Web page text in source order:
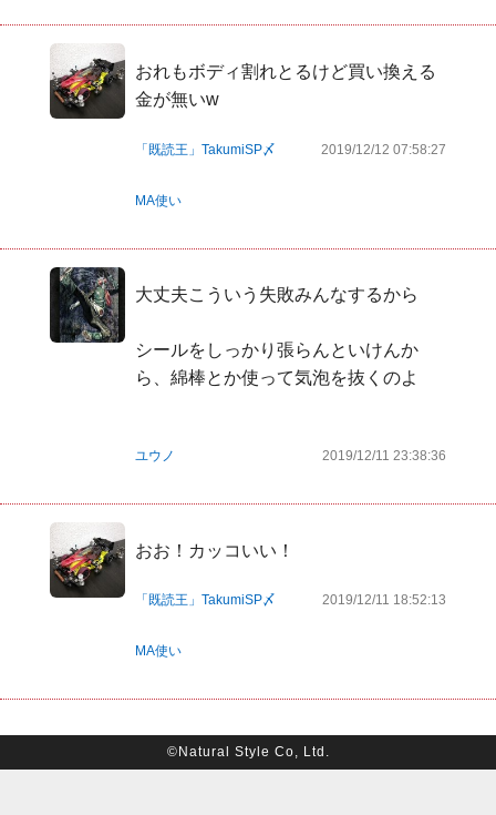
おれもボディ割れとるけど買い換える
金が無いw
「既読王」TakumiSP〆
MA使い
2019/12/12 07:58:27
大丈夫こういう失敗みんなするから
シールをしっかり張らんといけんか
ら、綿棒とか使って気泡を抜くのよ
ユウノ 2019/12/11 23:38:36
おお！カッコいい！
「既読王」TakumiSP〆
MA使い
2019/12/11 18:52:13
©Natural Style Co, Ltd.